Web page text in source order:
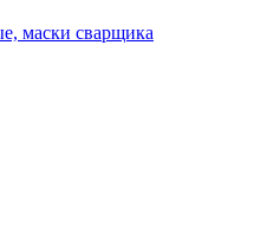
маски сварщика